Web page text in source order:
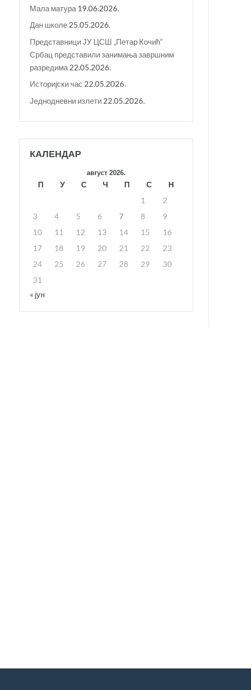
Мала матура 19.06.2026.
Дан школе 25.05.2026.
Представници ЈУ ЦСШ „Петар Кочић“
Србац представили занимања завршним
разредима 22.05.2026.
Историјски час 22.05.2026.
Једнодневни излети 22.05.2026.
КАЛЕНДАР
август 2026.
П У С Ч П С
Н
1
2
3
4 5 6 7 8
9
10
11 12 13 14 15
16
17
18 19 20 21 22
23
24
25 26 27 28 29
30
31
« јун